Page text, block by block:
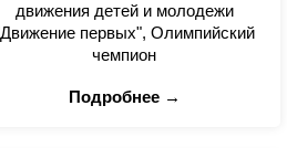
движения детей и молодежи
первых", Олимпийский
чемпион
Подробнее →